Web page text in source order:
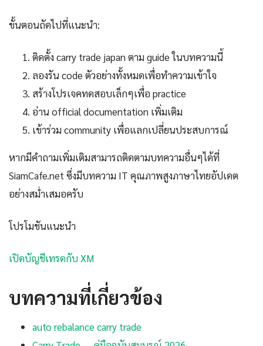
ขั้นตอนถัดไปที่แนะนำ:
ติดตั้ง carry trade japan ตาม guide ในบทความนี้
ลองรัน code ตัวอย่างทั้งหมดเพื่อทำความเข้าใจ
สร้างโปรเจคทดสอบเล็กๆเพื่อ practice
อ่าน official documentation เพิ่มเติม
เข้าร่วม community เพื่อแลกเปลี่ยนประสบการณ์
หากมีคำถามเพิ่มเติมสามารถติดตามบทความอื่นๆได้ที่
SiamCafe.net ซึ่งมีบทความ IT คุณภาพสูงภาษาไทยอัปเดต
อย่างสม่ำเสมอครับ
โปรโมชันแนะนำ
เปิดบัญชีเทรดกับ XM
บทความที่เกี่ยวข้อง
auto rebalance carry trade